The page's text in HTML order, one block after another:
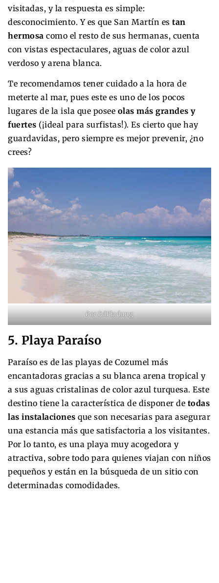
visitadas, y la respuesta es simple:
desconocimiento. Y es que San Martín es tan
hermosa como el resto de sus hermanas, cuenta
con vistas espectaculares, aguas de color azul
verdoso y arena blanca.
Te recomendamos tener cuidado a la hora de
meterte al mar, pues este es uno de los pocos
lugares de la isla que posee olas más grandes y
fuertes (¡ideal para surfistas!). Es cierto que hay
guardavidas, pero siempre es mejor prevenir, ¿no
crees?
PorEdFladung
5. Playa Paraíso
Paraíso es de las playas de Cozumel más
encantadoras gracias a su blanca arena tropical y
a sus aguas cristalinas de color azul turquesa. Este
destino tiene la característica de disponer de todas
las instalaciones que son necesarias para asegurar
una estancia más que satisfactoria a los visitantes.
Por lo tanto, es una playa muy acogedora y
atractiva, sobre todo para quienes viajan con niños
pequeños y están en la búsqueda de un sitio con
determinadas comodidades.